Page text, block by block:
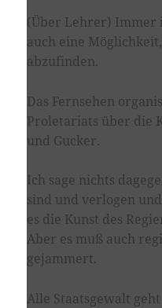
(Über Lehrer) Immer
auch eine
abzufinden.
Das Fernsehen
Proletariats über die
und Gucker.
Ich sage nichts
sind und verlogen
es die Kunst des
Aber es muß auch
gejammert.
Alle Staatsgewalt